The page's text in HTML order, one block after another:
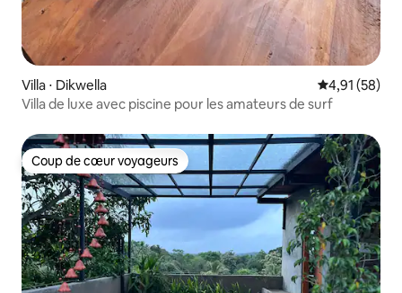
Villa ⋅ Dikwella Évaluation
4,91 (58)
Villa de luxe avec piscine pour les amateurs de surf
Coup de cœur voyageurs
Coup de cœur voyageurs